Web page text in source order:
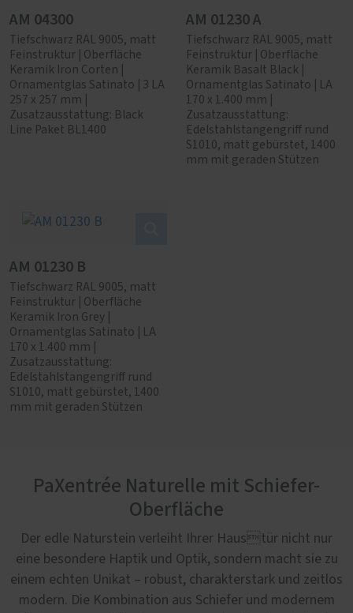
AM 04300
Tiefschwarz RAL 9005, matt
Feinstruktur | Oberfläche
Keramik Iron Corten |
Ornamentglas Satinato | 3 LA
257 x 257 mm |
Zusatzausstattung: Black
Line Paket BL1400
AM 01230 A
Tiefschwarz RAL 9005, matt
Feinstruktur | Oberfläche
Keramik Basalt Black |
Ornamentglas Satinato | LA
170 x 1.400 mm |
Zusatzausstattung:
Edelstahlstangengriff rund
S1010, matt gebürstet, 1400
mm mit geraden Stützen
AM 01230 B
Tiefschwarz RAL 9005, matt
Feinstruktur | Oberfläche
Keramik Iron Grey |
Ornamentglas Satinato | LA
170 x 1.400 mm |
Zusatzausstattung:
Edelstahlstangengriff rund
S1010, matt gebürstet, 1400
mm mit geraden Stützen
PaXentrée Naturelle mit Schiefer-
Oberfläche
Der edle Naturstein verleiht Ihrer Haustür nicht nur
eine besondere Haptik und Optik, sondern macht sie zu
einem echten Unikat – robust, charakterstark und zeitlos
modern. Die Kombination aus Schiefer und modernem